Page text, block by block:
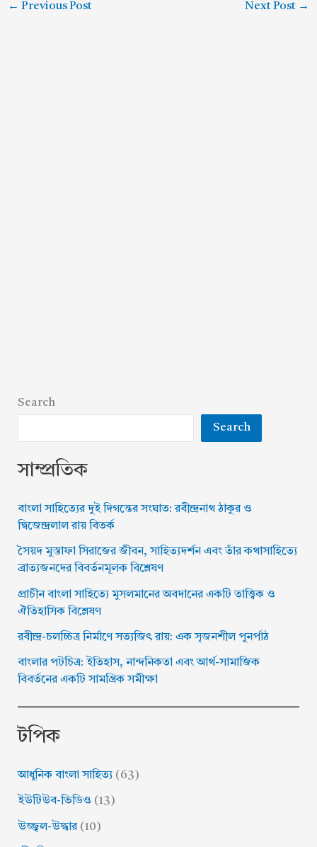
← Previous Post Next Post →
Search
Search
সাম্প্রতিক
বাংলা সাহিত্যের দুই দিগন্তের সংঘাত: রবীন্দ্রনাথ ঠাকুর ও
দ্বিজেন্দ্রলাল রায় বিতর্ক
সৈয়দ মুস্তাফা সিরাজের জীবন, সাহিত্যদর্শন এবং তাঁর কথাসাহিত্যে
ব্রাত্যজনদের বিবর্তনমূলক বিশ্লেষণ
প্রাচীন বাংলা সাহিত্যে মুসলমানের অবদানের একটি তাত্ত্বিক ও
ঐতিহাসিক বিশ্লেষণ
​রবীন্দ্র-চলচ্চিত্র নির্মাণে সত্যজিৎ রায়: এক সৃজনশীল পুনর্পাঠ
বাংলার পটচিত্র: ইতিহাস, নান্দনিকতা এবং আর্থ-সামাজিক
বিবর্তনের একটি সামগ্রিক সমীক্ষা
টপিক
আধুনিক বাংলা সাহিত্য (63)
ইউটিউব-ভিডিও (13)
উজ্জ্বল-উদ্ধার(10)